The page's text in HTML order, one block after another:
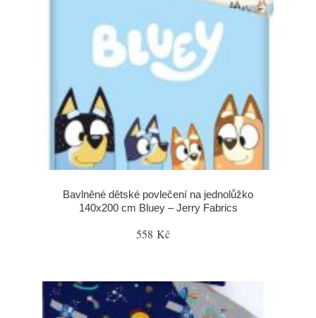
Bavlněné dětské povlečení na jednolůžko
140x200 cm Bluey – Jerry Fabrics
558 Kč